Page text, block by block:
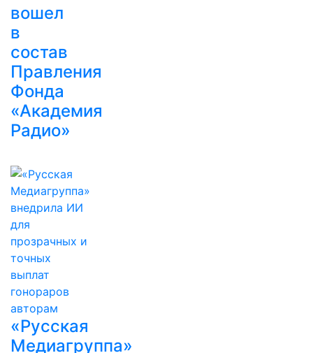
вошел
в
состав
Правления
Фонда
«Академия
Радио»
«Русская
Медиагруппа»